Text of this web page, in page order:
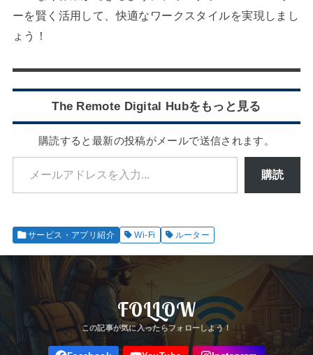
ーを賢く活用して、快適なワークスタイルを実現しまし
ょう！
The Remote Digital Hubをもっと見る
購読すると最新の投稿がメールで送信されます。
メールアドレスを入力...
購読
サービス・アプリ紹介 Wi-Fi ルーター
FOLLOW